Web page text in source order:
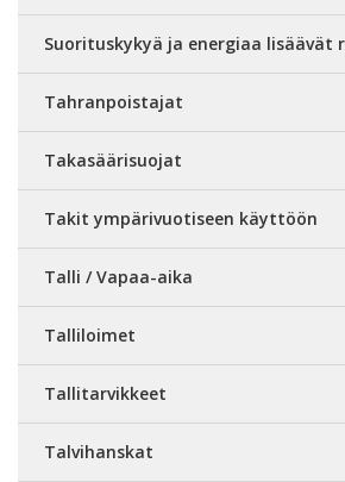
Suorituskykyä ja energiaa lisäävät
Tahranpoistajat
Takasäärisuojat
Takit ympärivuotiseen käyttöön
Talli / Vapaa-aika
Talliloimet
Tallitarvikkeet
Talvihanskat